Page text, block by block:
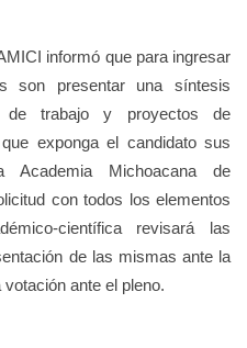
informó que para ingresar
son presentar una síntesis
de trabajo y proyectos de
exponga el candidato sus
Michoacana de
con todos los elementos
científica revisará las
de las mismas ante la
ante el pleno.